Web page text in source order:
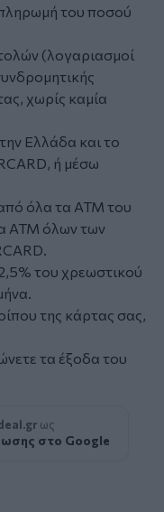
του ποσού
(λογαριασμοί
χωρίς καμία
Ελλάδα και το
ή μέσω
όλα τα ATM του
ATM όλων των
του χρεωστικού
της κάρτας σας,
τα έξoδα του
ως
στο Google